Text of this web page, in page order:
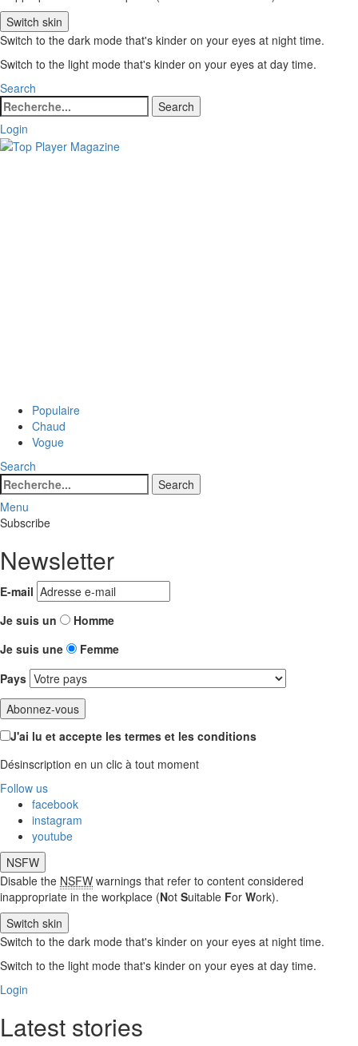
Switch skin
Switch to the dark mode that's kinder on your eyes at night time.
Switch to the light mode that's kinder on your eyes at day time.
Search
Search
for:
Search
Login
Populaire
Chaud
Vogue
Search
Search
for:
Search
Menu
Subscribe
Newsletter
E-mail
Je suis un
Homme
Je suis une
Femme
Pays
J'ai lu et accepte les termes et les conditions
Désinscription en un clic à tout moment
Follow us
facebook
instagram
youtube
NSFW
Disable the NSFW warnings that refer to content considered
inappropriate in the workplace (Not Suitable For Work).
Switch skin
Switch to the dark mode that's kinder on your eyes at night time.
Switch to the light mode that's kinder on your eyes at day time.
Login
Latest stories